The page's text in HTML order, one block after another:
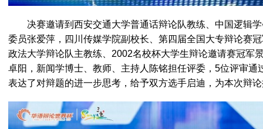
决赛邀请到西安交通大学普通话辩论队教练、中国逻辑
委员张爱萍，四川传媒学院副校长、第四届全国大专辩论赛
政法大学辩论队主教练、2002名校杯大学生辩论邀请赛冠军
卓阳，新闻学博士、教师、主持人陈铭担任评委，5位评审通
表达了对辩题的进一步思考，给予双方选手启迪，为本次辩